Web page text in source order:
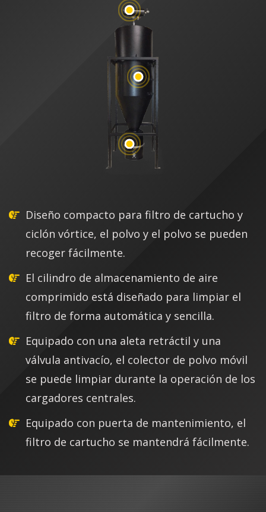
Diseño compacto para filtro de cartucho y
ciclón vórtice, el polvo y el polvo se pueden
recoger fácilmente.
El cilindro de almacenamiento de aire
comprimido está diseñado para limpiar el
filtro de forma automática y sencilla.
Equipado con una aleta retráctil y una
válvula antivacío, el colector de polvo móvil
se puede limpiar durante la operación de los
cargadores centrales.
Equipado con puerta de mantenimiento, el
filtro de cartucho se mantendrá fácilmente.